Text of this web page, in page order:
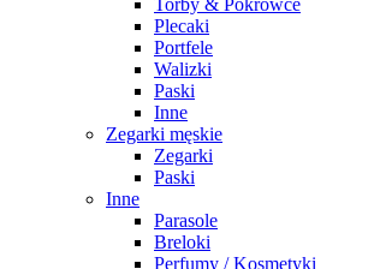
Torby & Pokrowce
Plecaki
Portfele
Walizki
Paski
Inne
Zegarki męskie
Zegarki
Paski
Inne
Parasole
Breloki
Perfumy / Kosmetyki